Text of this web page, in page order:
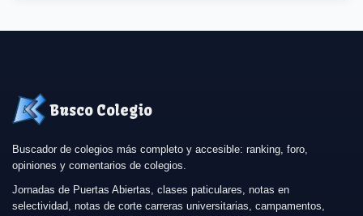
Busco Colegio
Buscador de colegios más completo y accesible: ranking, foro,
opiniones y comentarios de colegios.
Jornadas de Puertas Abiertas, clases paticulares, notas en
selectividad, notas de corte carreras universitarias, campamentos,